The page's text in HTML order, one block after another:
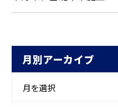
月別アーカイブ
月を選択